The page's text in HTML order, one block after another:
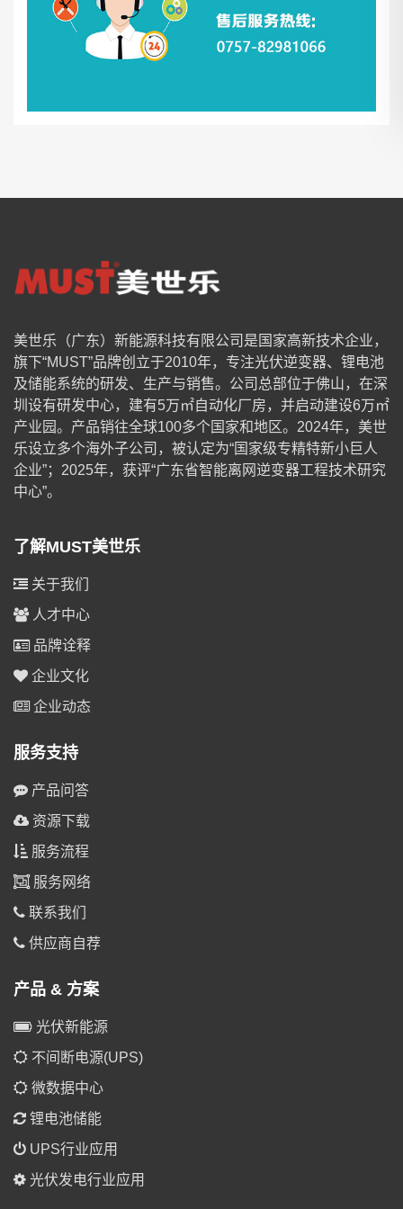
美世乐（广东）新能源科技有限公司是国家高新技术企业，
旗下“MUST”品牌创立于2010年，专注光伏逆变器、锂电池
及储能系统的研发、生产与销售。公司总部位于佛山，在深
圳设有研发中心，建有5万㎡自动化厂房，并启动建设6万㎡
产业园。产品销往全球100多个国家和地区。2024年，美世
乐设立多个海外子公司，被认定为“国家级专精特新小巨人
企业”；2025年，获评“广东省智能离网逆变器工程技术研究
中心”。
了解MUST美世乐
关于我们
人才中心
品牌诠释
企业文化
企业动态
服务支持
产品问答
资源下载
服务流程
服务网络
联系我们
供应商自荐
产品 & 方案
光伏新能源
不间断电源(UPS)
微数据中心
锂电池储能
UPS行业应用
光伏发电行业应用